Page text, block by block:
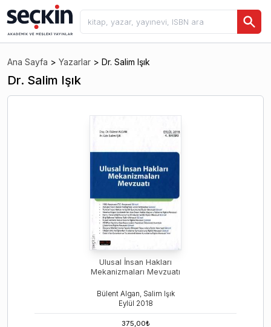
Ana Sayfa > Yazarlar > Dr. Salim Işık
Dr. Salim Işık
Ulusal İnsan Hakları
Mekanizmaları Mevzuatı
Bülent Algan, Salim Işık
Eylül 2018
375,00₺